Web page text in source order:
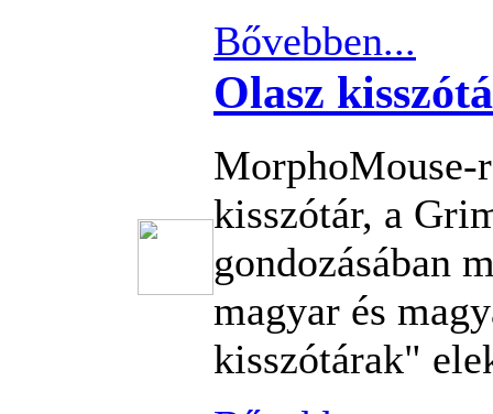
Bővebben...
Olasz
MorphoMouse-
kisszótár, a
gondozásában
magyar és
kisszótárak"